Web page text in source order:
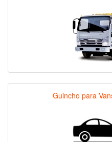
Guincho para